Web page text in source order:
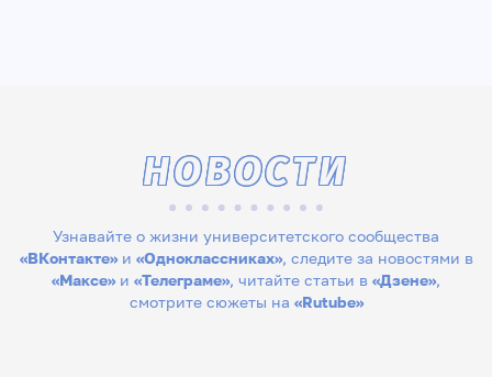
Узнавайте о жизни университетского сообщества
«ВКонтакте»и «Одноклассниках», следите за новостями в
«Максе» и «Телеграме», читайте статьи в «Дзене»,
смотрите сюжеты на «Rutube»
НОВОСТИ